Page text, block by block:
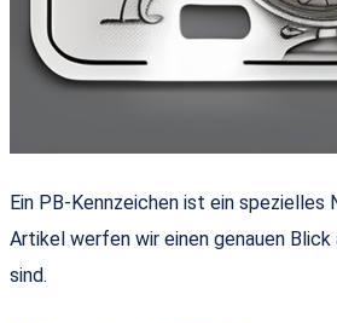
Ein PB-Kennzeichen ist ein
Artikel werfen wir einen genauen
sind.